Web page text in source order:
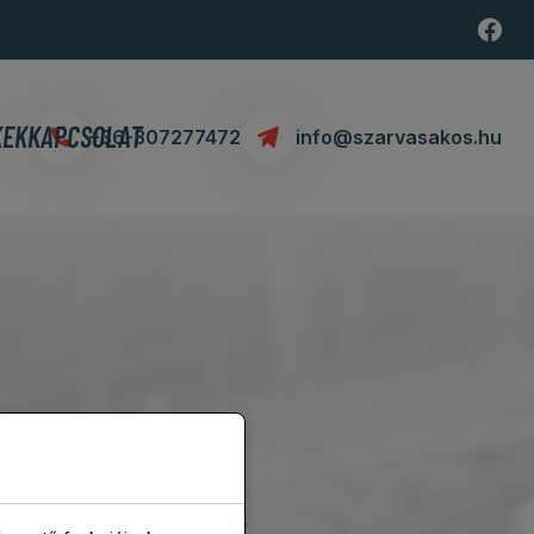
KAPCSOLAT+36-307277472 info@szarvasakos.hu